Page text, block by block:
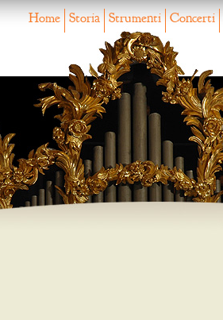
Home Storia Strumenti Concerti